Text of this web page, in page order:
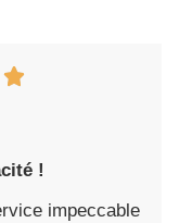
!
impeccable